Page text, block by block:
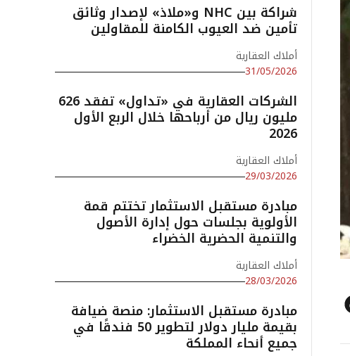
شراكة بين NHC و«ملاذ» لإصدار وثائق
تأمين ضد العيوب الكامنة للمقاولين
أملاك العقارية
31/05/2026
الشركات العقارية في «تداول» تفقد 626
مليون ريال من أرباحها خلال الربع الأول
2026
أملاك العقارية
29/03/2026
مبادرة مستقبل الاستثمار تختتم قمة
الأولوية بجلسات حول إدارة الأصول
والتنمية الحضرية الخضراء
أملاك العقارية
28/03/2026
مبادرة مستقبل الاستثمار: منصة ضيافة
بقيمة مليار دولار لتطوير 50 فندقًا في
جميع أنحاء المملكة